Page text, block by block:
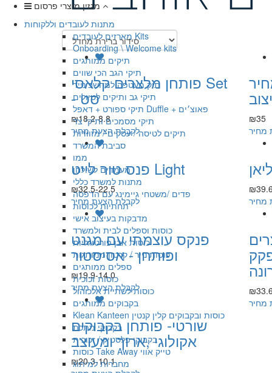
מתנות לעובדים וללקוחות
מארזים לעובדים Kits
Onboarding \ Welcome kits
תיקים ממותגים
תיקי הגב הכי שווים
תיק מעטפה למחשב נייד
תיקי גב ותיקים לטיולים
תיקי ספורט + דאפל Duffle + פאוצ׳ים
תיקי מסמכים ותיקי צד
תיקים לטיסה / עסקים / מזוודות
סביבת המשרד
ממו
מעמדים לשולחן
מתנות למשרד כללי
פדים /משטחי גיימינג עם הדפסה
תחתיות לכוסות
מדבקות בעיצוב אישי
כוסות וספלים לבית ולמשרד
כוסות אבן פורטוגליות
כוסות נייר / קרטון ממותגות
ספלים ממותגים
כוסות זכוכית
כוסות לשתיית אלכוהול
בקבוקים ממותגים
Klean Kanteen כוסות ובקבוקים קלין קנטין
בקבוקי מתכת
בקבוקי פלסטיק / זכוכית
כוסות Take Away טייק אווי
מחברות למיתוג
₪35
מחיר
פותחן מלצרים קלאסי Set
- סט
₪18.2-8.8
לקבלת הצעת מחיר
מחיר
פנס טור לייט Light
₪32.5-22.5
לקבלת הצעת מחיר
מחיר
פנקס עוצמתי עם מגנט
ופותחן - אסיסטור
₪19.9-14.0
לקבלת הצעת מחיר
שורטי- פותחן בקבוקים
אקולוגי ,ארוך ומעוצב
₪20.3-10.1